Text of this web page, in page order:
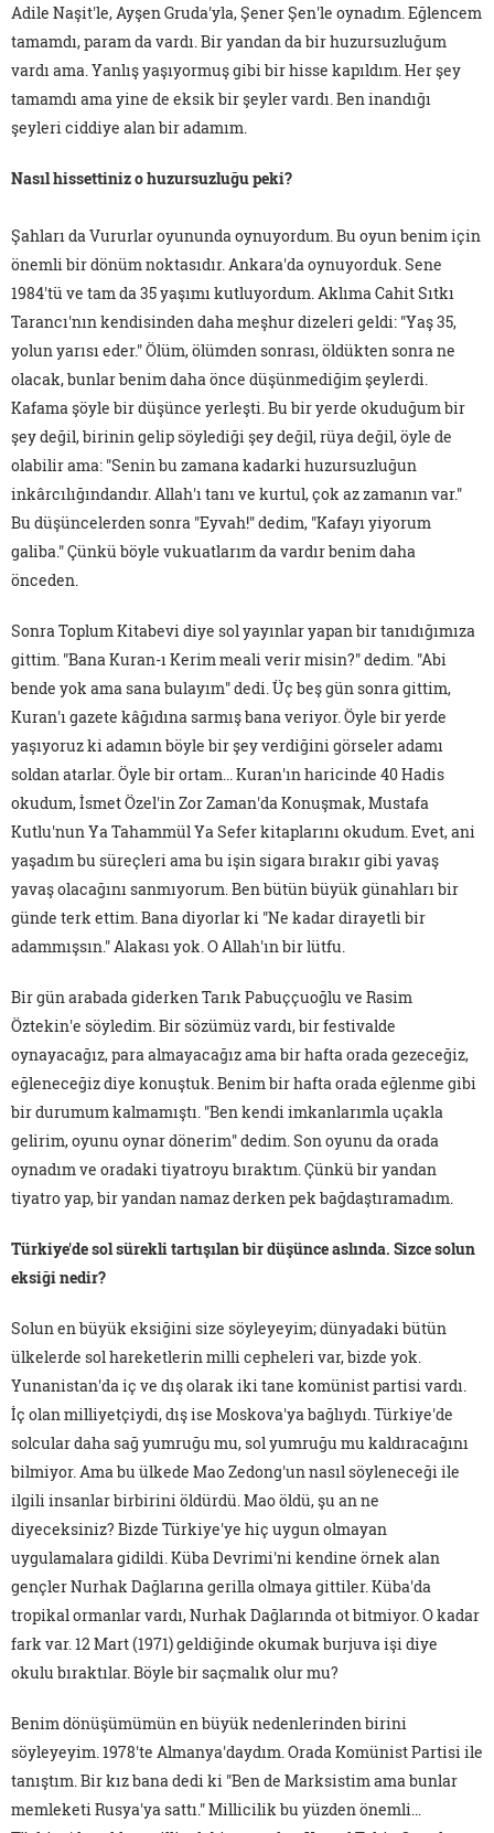
Adile Naşit'le, Ayşen Gruda'yla, Şener Şen'le oynadım. Eğlencem
tamamdı, param da vardı. Bir yandan da bir huzursuzluğum
vardı ama. Yanlış yaşıyormuş gibi bir hisse kapıldım. Her şey
tamamdı ama yine de eksik bir şeyler vardı. Ben inandığı
şeyleri ciddiye alan bir adamım.
Nasıl hissettiniz o huzursuzluğu peki?
Şahları da Vururlar oyununda oynuyordum. Bu oyun benim için
önemli bir dönüm noktasıdır. Ankara'da oynuyorduk. Sene
1984'tü ve tam da 35 yaşımı kutluyordum. Aklıma Cahit Sıtkı
Tarancı'nın kendisinden daha meşhur dizeleri geldi: "Yaş 35,
yolun yarısı eder." Ölüm, ölümden sonrası, öldükten sonra ne
olacak, bunlar benim daha önce düşünmediğim şeylerdi.
Kafama şöyle bir düşünce yerleşti. Bu bir yerde okuduğum bir
şey değil, birinin gelip söylediği şey değil, rüya değil, öyle de
olabilir ama: "Senin bu zamana kadarki huzursuzluğun
inkârcılığındandır. Allah'ı tanı ve kurtul, çok az zamanın var."
Bu düşüncelerden sonra "Eyvah!" dedim, "Kafayı yiyorum
galiba." Çünkü böyle vukuatlarım da vardır benim daha
önceden.
Sonra Toplum Kitabevi diye sol yayınlar yapan bir tanıdığımıza
gittim. "Bana Kuran-ı Kerim meali verir misin?" dedim. "Abi
bende yok ama sana bulayım" dedi. Üç beş gün sonra gittim,
Kuran'ı gazete kâğıdına sarmış bana veriyor. Öyle bir yerde
yaşıyoruz ki adamın böyle bir şey verdiğini görseler adamı
soldan atarlar. Öyle bir ortam... Kuran'ın haricinde 40 Hadis
okudum, İsmet Özel'in Zor Zaman'da Konuşmak, Mustafa
Kutlu'nun Ya Tahammül Ya Sefer kitaplarını okudum. Evet, ani
yaşadım bu süreçleri ama bu işin sigara bırakır gibi yavaş
yavaş olacağını sanmıyorum. Ben bütün büyük günahları bir
günde terk ettim. Bana diyorlar ki "Ne kadar dirayetli bir
adammışsın." Alakası yok. O Allah'ın bir lütfu.
Bir gün arabada giderken Tarık Pabuççuoğlu ve Rasim
Öztekin'e söyledim. Bir sözümüz vardı, bir festivalde
oynayacağız, para almayacağız ama bir hafta orada gezeceğiz,
eğleneceğiz diye konuştuk. Benim bir hafta orada eğlenme gibi
bir durumum kalmamıştı. "Ben kendi imkanlarımla uçakla
gelirim, oyunu oynar dönerim" dedim. Son oyunu da orada
oynadım ve oradaki tiyatroyu bıraktım. Çünkü bir yandan
tiyatro yap, bir yandan namaz derken pek bağdaştıramadım.
Türkiye'de sol sürekli tartışılan bir düşünce aslında. Sizce solun
eksiği nedir?
Solun en büyük eksiğini size söyleyeyim; dünyadaki bütün
ülkelerde sol hareketlerin milli cepheleri var, bizde yok.
Yunanistan'da iç ve dış olarak iki tane komünist partisi vardı.
İç olan milliyetçiydi, dış ise Moskova'ya bağlıydı. Türkiye'de
solcular daha sağ yumruğu mu, sol yumruğu mu kaldıracağını
bilmiyor. Ama bu ülkede Mao Zedong'un nasıl söyleneceği ile
ilgili insanlar birbirini öldürdü. Mao öldü, şu an ne
diyeceksiniz? Bizde Türkiye'ye hiç uygun olmayan
uygulamalara gidildi. Küba Devrimi'ni kendine örnek alan
gençler Nurhak Dağlarına gerilla olmaya gittiler. Küba'da
tropikal ormanlar vardı, Nurhak Dağlarında ot bitmiyor. O kadar
fark var. 12 Mart (1971) geldiğinde okumak burjuva işi diye
okulu bıraktılar. Böyle bir saçmalık olur mu?
Benim dönüşümümün en büyük nedenlerinden birini
söyleyeyim. 1978'te Almanya'daydım. Orada Komünist Partisi ile
tanıştım. Bir kız bana dedi ki "Ben de Marksistim ama bunlar
memleketi Rusya'ya sattı." Millicilik bu yüzden önemli…